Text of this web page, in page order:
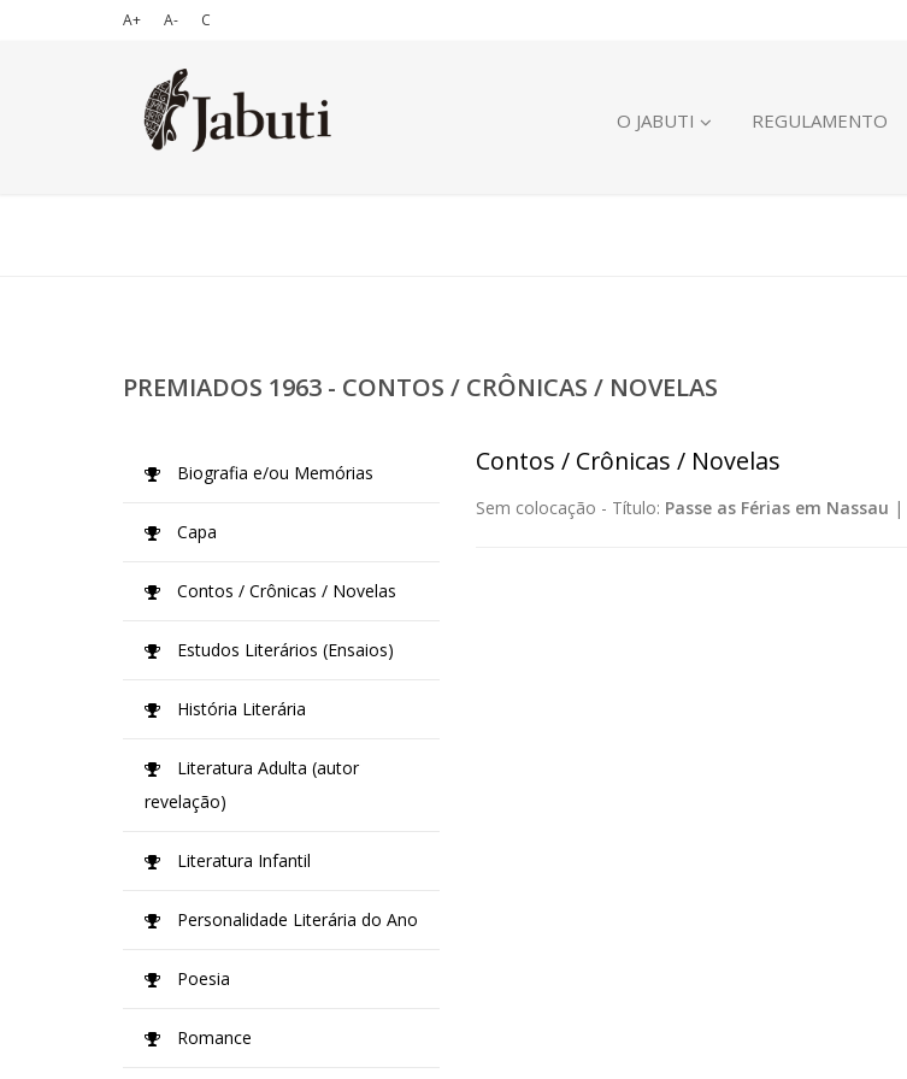
A+ A- C
O JABUTI REGULAMENTO
PREMIADOS 1963 - CONTOS / CRÔNICAS / NOVELAS
Contos / Crônicas / Novelas
Sem colocação - Título: Passe as Férias em Nassau |
Biografia e/ou Memórias
Capa
Contos / Crônicas / Novelas
Estudos Literários (Ensaios)
História Literária
Literatura Adulta (autor
revelação)
Literatura Infantil
Personalidade Literária do Ano
Poesia
Romance